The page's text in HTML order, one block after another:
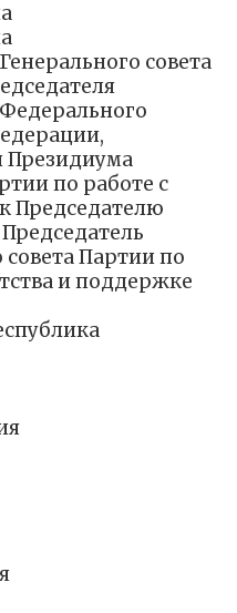
совета
Президиума
по работе с
Председателю
Партии по
и поддержке